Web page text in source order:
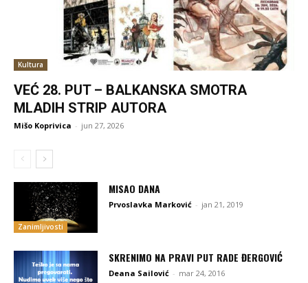
Kultura
VEĆ 28. PUT – BALKANSKA SMOTRA
MLADIH STRIP AUTORA
Mišo Koprivica - jun 27, 2026
Zanimljivosti
MISAO DANA
Prvoslavka Marković - jan 21, 2019
SKRENIMO NA PRAVI PUT RADE ĐERGOVIĆ
Deana Sailović - mar 24, 2016